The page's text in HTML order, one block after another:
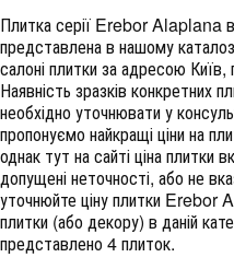
Плитка серії Erebor Alaplana
представлена в нашому
салоні плитки за адресою
Наявність зразків
необхідно уточнювати у
пропонуємо найкращі ціни на
однак тут на сайті ціна плитки
допущені неточності, або не
уточнюйте ціну плитки Erebor
плитки (або декору) в даній
представлено 4 плиток.